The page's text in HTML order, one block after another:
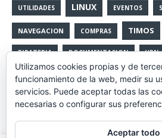
UTILIDADES LINUX EVENTOS
NAVEGACION COMPRAS TIMOS
PIRATERIA DOCUMENTACION VPN
CONVERSION SPAM
DATOS FUNDAMENTAL
BITCOIN SOLIDARIDAD ESPIONAJE
Utilizamos cookies propias y de
funcionamiento de la web, medir su
servicios. Puede aceptar todas las
necesarias o configurar sus
Aceptar todo